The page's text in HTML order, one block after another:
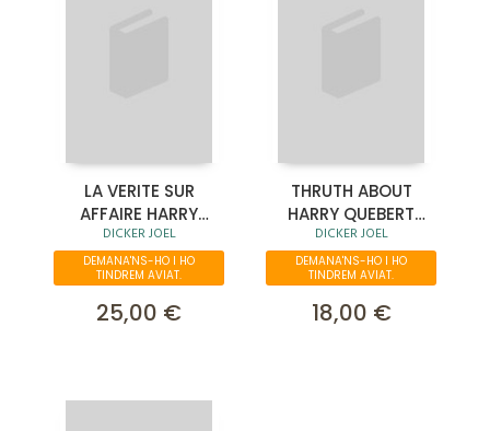
LA VERITE SUR
AFFAIRE HARRY
QUBERT
DICKER JOEL
DEMANA'NS-HO I HO
TINDREM AVIAT.
25,00 €
THRUTH ABOUT
HARRY QUEBERT
AFFAR
DICKER JOEL
DEMANA'NS-HO I HO
TINDREM AVIAT.
18,00 €